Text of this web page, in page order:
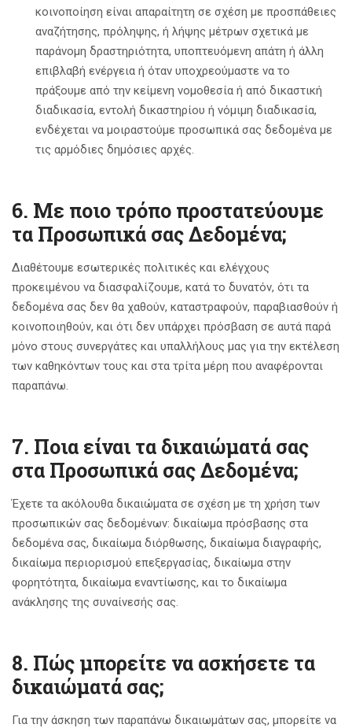
κοινοποίηση είναι απαραίτητη σε σχέση με προσπάθειες
αναζήτησης, πρόληψης, ή λήψης μέτρων σχετικά με
παράνομη δραστηριότητα, υποπτευόμενη απάτη ή άλλη
επιβλαβή ενέργεια ή όταν υποχρεούμαστε να το
πράξουμε από την κείμενη νομοθεσία ή από δικαστική
διαδικασία, εντολή δικαστηρίου ή νόμιμη διαδικασία,
ενδέχεται να μοιραστούμε προσωπικά σας δεδομένα με
τις αρμόδιες δημόσιες αρχές.
6. Με ποιο τρόπο προστατεύουμε
τα Προσωπικά σας Δεδομένα;
Διαθέτουμε εσωτερικές πολιτικές και ελέγχους
προκειμένου να διασφαλίζουμε, κατά το δυνατόν, ότι τα
δεδομένα σας δεν θα χαθούν, καταστραφούν, παραβιασθούν ή
κοινοποιηθούν, και ότι δεν υπάρχει πρόσβαση σε αυτά παρά
μόνο στους συνεργάτες και υπαλλήλους μας για την εκτέλεση
των καθηκόντων τους και στα τρίτα μέρη που αναφέρονται
παραπάνω.
7. Ποια είναι τα δικαιώματά σας
στα Προσωπικά σας Δεδομένα;
Έχετε τα ακόλουθα δικαιώματα σε σχέση με τη χρήση των
προσωπικών σας δεδομένων: δικαίωμα πρόσβασης στα
δεδομένα σας, δικαίωμα διόρθωσης, δικαίωμα διαγραφής,
δικαίωμα περιορισμού επεξεργασίας, δικαίωμα στην
φορητότητα, δικαίωμα εναντίωσης, και το δικαίωμα
ανάκλησης της συναίνεσής σας.
8. Πώς μπορείτε να ασκήσετε τα
δικαιώματά σας;
Για την άσκηση των παραπάνω δικαιωμάτων σας, μπορείτε να